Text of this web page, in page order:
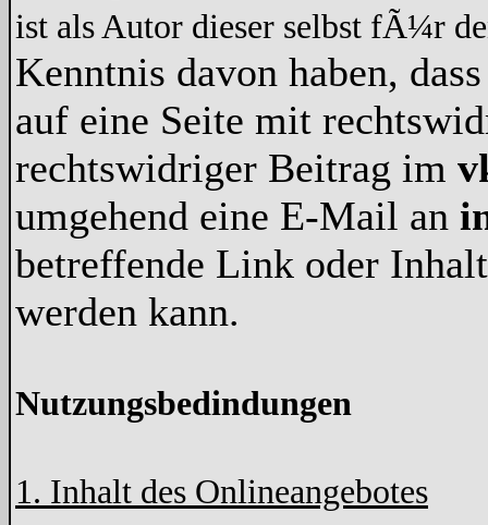
ist als Autor dieser selbst fÃ¼r
Kenntnis davon haben,
auf eine Seite mit
rechtswidriger Beitrag im
umgehend eine E-Mail an
betreffende Link oder
werden kann.
Nutzungsbedindungen
1. Inhalt des Onlineangebotes